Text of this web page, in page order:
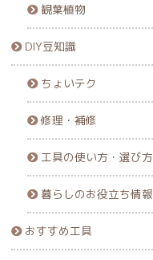
観葉植物
DIY豆知識
ちょいテク
修理・補修
工具の使い方・選び方
暮らしのお役立ち情報
おすすめ工具